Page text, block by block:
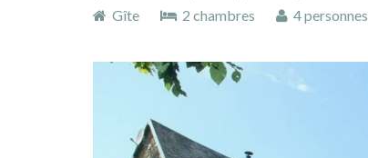
Gîte
2 chambres 4 personnes